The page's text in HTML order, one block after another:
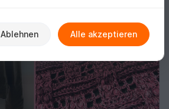
Ablehnen Alle akzeptieren